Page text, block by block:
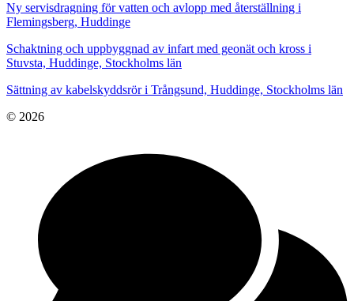
Ny servisdragning för vatten och avlopp med återställning i
Flemingsberg, Huddinge
Schaktning och uppbyggnad av infart med geonät och kross i
Stuvsta, Huddinge, Stockholms län
Sättning av kabelskyddsrör i Trångsund, Huddinge, Stockholms län
© 2026